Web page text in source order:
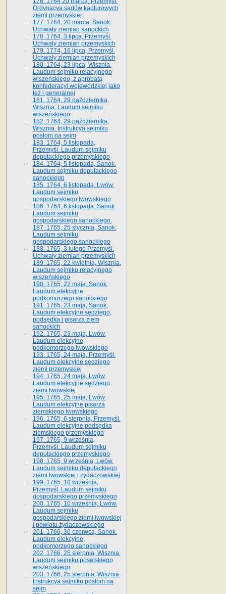
Ordynacya sądów kapturowych
ziemi przemyskiej
177. 1764, 20 marca, Sanok.
Uchwały ziemian sanockich
178. 1764, 3 lipca, Przemyśl.
Uchwały ziemian przemyskich
179. 1774, 16 lipca, Przemyśl.
Uchwały ziemian przemyskich
180. 1764, 23 lipca, Wisznia.
Laudum sejmiku relacyjnego
wiszeńskiego, z aprobatą
konfederacyi wojewódzkiej jako
też i generalnej
181. 1764, 29 października,
Wisznia. Laudum sejmiku
wiszeńskiego
182. 1764, 29 października,
Wisznia. Instrukcya sejmiku
posłom na sejm
183. 1764, 5 listopada,
Przemyśl. Laudum sejmiku
deputackiego przemyskiego
184. 1764, 5 listopada, Sanok.
Laudum sejmiku deputackiego
sanockiego
185. 1764, 6 listopada, Lwów.
Laudum sejmiku
gospodarskiego lwowskiego
186. 1764, 6 listopada, Sanok.
Laudum sejmiku
gospodarskiego sanockiego.
187. 1765, 25 stycznia, Sanok.
Laudum sejmiku
gospodarskiego sanockiego
188. 1765, 3 lutego Przemyśl.
Uchwały ziemian przemyskich
189. 1765, 22 kwietnia, Wisznia.
Laudum sejmiku relacyjnego
wiszeńskiego
190. 1765, 22 maja, Sanok.
Laudum elekcyjne
podkomorzego sanockiego
191. 1765, 23 maja, Sanok.
Laudum elekcyjne sędziego,
podsędka i pisarza ziem
sanockich
192. 1765, 23 maja, Lwów.
Laudum elekcyjne
podkomorzego lwowskiego
193. 1765, 24 maja, Przemyśl.
Laudum elekcyjne sędziego
ziemi przemyskiej
194. 1765, 24 maja, Lwów.
Laudum elekcyjne sędziego
ziemi lwowskiej
195. 1765, 25 maja, Lwów.
Laudum elekcyjne pisarza
ziemskiego lwowskiego
196. 1765, 6 sierpnia, Przemyśl.
Laudum elekcyjne podsędka
ziemskiego przemyskiego
197. 1765, 9 września,
Przemyśl. Laudum sejmiku
deputackiego przemyskiego
198. 1765, 9 września, Lwów.
Laudum sejmiku deputackiego
ziemi lwowskiej i żydaczowskiej
199. 1765, 10 września,
Przemyśl. Laudum sejmiku
gospodarskiego przemyskiego
200. 1765, 10 września, Lwów.
Laudum sejmiku
gospodarskiego ziemi lwowskiej
i powiatu żydaczowskiego
201. 1766, 30 czerwca, Sanok.
Laudum elekcyjne
podkomorzego sanockiego
202. 1766, 25 sierpnia, Wisznia.
Laudum sejmiku poselskiego
wiszeńskiego
203. 1766, 25 sierpnia, Wisznia.
Instrukcya sejmiku posłom na
sejm